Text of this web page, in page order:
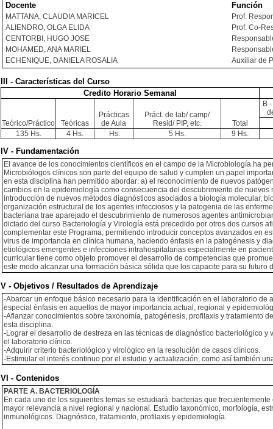
Docente
Función
MATTANA, CLAUDIA MARICEL
Prof.
ALIENDRO, OLGA ELIDA
Prof. Co-
CENTORBI, HUGO JOSE
MOHAMED, ANA MARIEL
ECHENIQUE, DANIELA ROSALIA
Auxiliar de
III - Características del Curso
Credito Horario Semanal
Teórico/Práctico Teóricas
Prácticas
de Aula
Práct. de lab/ camp/
Resid/ PIP, etc.
Total
B
135 Hs. 4 Hs. Hs. 5 Hs. 9 Hs.
IV - Fundamentación
El avance de los conocimientos científicos en el campo de la Microbiología ha
Microbiólogos clínicos son parte del equipo de salud y cumplen un papel
en esta disciplina han permitido abordar: a) el reconocimiento de nuevos
cambios en la epidemiología como consecuencia del descubrimiento de
introducción de nuevos métodos diagnósticos asociados a biología molecular,
organización estructural de los agentes infecciosos y la patogenia de las
bacteriana trae aparejado el descubrimiento de numerosos agentes
dictado del curso Bacteriología y Virología está precedido por otros dos cursos
complementar este Programa, permitiendo introducir conceptos avanzados en
virus de importancia en clínica humana, haciendo énfasis en la patogénesis y
etiológicos emergentes e infecciones intrahospitalarias especialmente en
curricular tiene como objeto promover el desarrollo de competencias que
este modo alcanzar una formación básica sólida que los capacite para su futuro
V - Objetivos / Resultados de Aprendizaje
-Abarcar un enfoque básico necesario para la identificación en el laboratorio
especial énfasis en aquellos de mayor importancia actual, regional y
-Afianzar conocimientos sobre taxonomía, patogénesis, profilaxis y tratamiento
esta disciplina.
-Lograr el desarrollo de destreza en las técnicas de diagnóstico bacteriológico
el laboratorio clínico.
-Adquirir criterio bacteriológico y virológico en la resolución de casos clínicos.
-Estimular el interés continuo por el estudio y actualización, como así también
VI - Contenidos
PARTE A. BACTERIOLOGÍA
En cada uno de los siguientes temas se estudiará: bacterias que
mayor relevancia a nivel regional y nacional. Estudio taxonómico, morfología,
inmunológicos. Diagnóstico, tratamiento, profilaxis y epidemiología.